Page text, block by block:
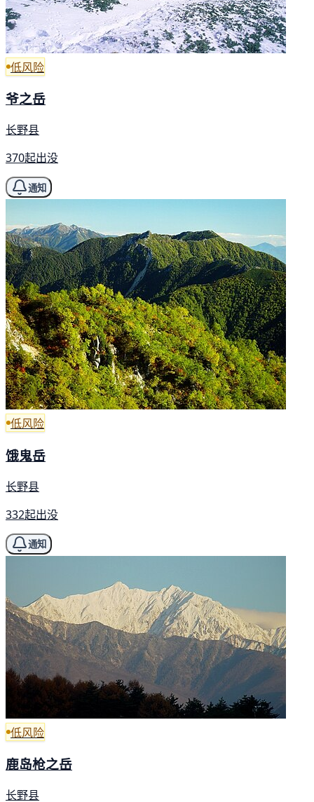
低风险
爷之岳
长野县
370起出没
通知
低风险
饿鬼岳
长野县
332起出没
通知
低风险
鹿岛枪之岳
长野县